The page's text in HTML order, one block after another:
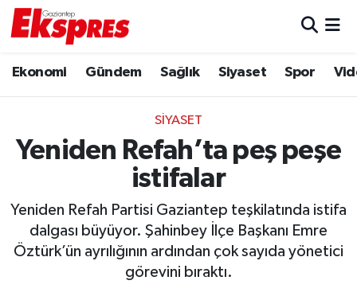
Ekonomi Gündem Sağlık Siyaset Spor
SIYASET
Yeniden Refah’ta peş peşe
istifalar
Yeniden Refah Partisi Gaziantep teşkilatında istifa
dalgası büyüyor. Şahinbey İlçe Başkanı Emre
Öztürk’ün ayrılığının ardından çok sayıda yönetici
görevini bıraktı.
Ekonomi
Gaziantep son dakika
Gündem
Haberler
Trafik Durumu
Puan Durumu ve Fikstür
Son Dakika Haberleri
Haber Arşivi